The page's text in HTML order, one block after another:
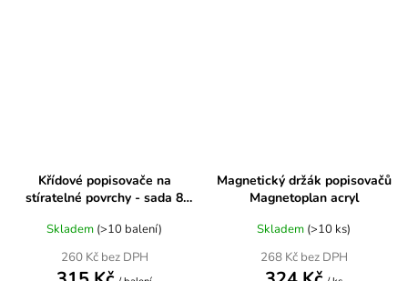
Křídové popisovače na
stíratelné povrchy - sada 8
Skladem (>10 balení)
260 Kč bez DPH
Magnetický držák popisovačů
Magnetoplan acryl
Skladem (>10 ks)
268 Kč bez DPH